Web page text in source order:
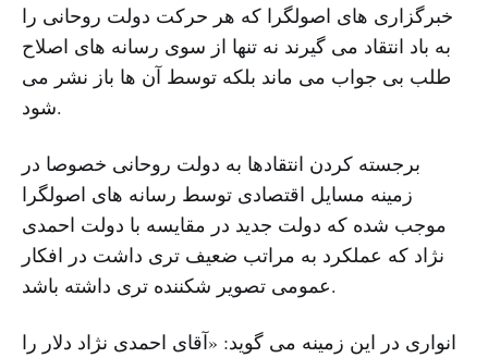
خبرگزاری های اصولگرا که هر حرکت دولت روحانی را
به باد انتقاد می گیرند نه تنها از سوی رسانه های اصلاح
طلب بی جواب می ماند بلکه توسط آن ها باز نشر می
شود.
برجسته کردن انتقادها به دولت روحانی خصوصا در
زمینه مسایل اقتصادی توسط رسانه های اصولگرا
موجب شده که دولت جدید در مقایسه با دولت احمدی
نژاد که عملکرد به مراتب ضعیف تری داشت در افکار
عمومی تصویر شکننده تری داشته باشد.
انواری در این زمینه می گوید: «آقای احمدی نژاد دلار را